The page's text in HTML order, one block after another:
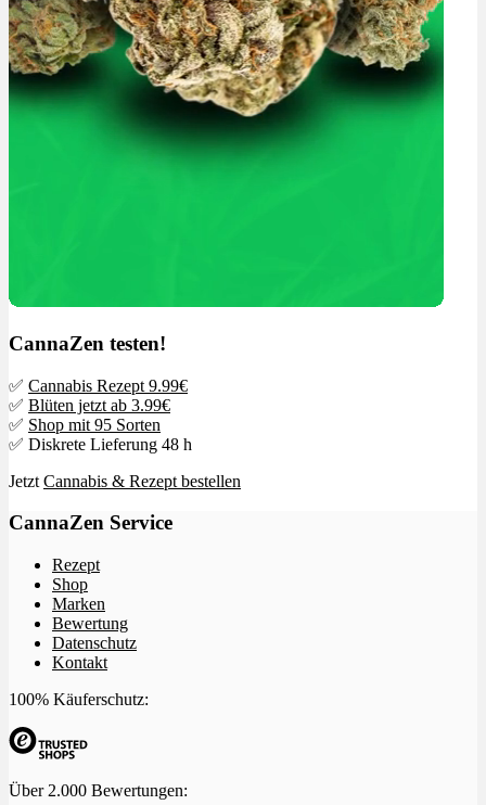
CannaZen testen!
✅ Cannabis Rezept 9.99€
✅ Blüten jetzt ab 3.99€
✅ Shop mit 95 Sorten
✅ Diskrete Lieferung 48 h
Jetzt Cannabis & Rezept bestellen
CannaZen Service
Rezept
Shop
Marken
Bewertung
Datenschutz
Kontakt
100% Käuferschutz:
Über 2.000 Bewertungen: